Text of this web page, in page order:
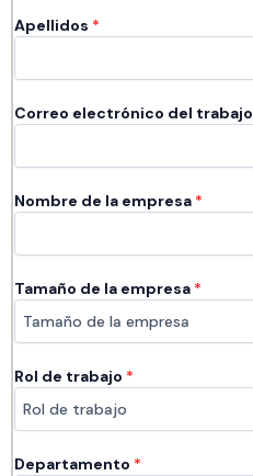
Apellidos *
Correo electrónico del trabajo
Nombre de la empresa​​ *
Tamaño de la empresa *
Rol de trabajo *
Departamento *